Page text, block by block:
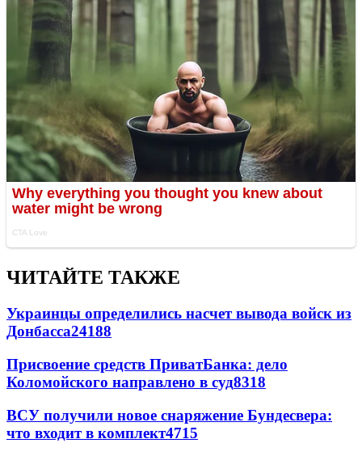
ЧИТАЙТЕ ТАКЖЕ
Украинцы определились насчет вывода войск из
Донбасса24188
Присвоение средств ПриватБанка: дело
Коломойского направлено в суд8318
ВСУ получили новое снаряжение Бундесвера:
что входит в комплект4715